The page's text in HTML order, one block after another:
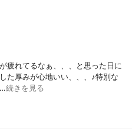
疲れてるなぁ、、、と思った日に
た厚みが心地いい、、、♪特別な
続きを見る